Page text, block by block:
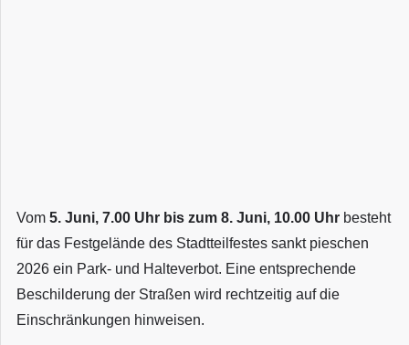
Vom 5. Juni, 7.00 Uhr bis zum 8. Juni, 10.00 Uhr besteht
für das Festgelände des Stadtteilfestes sankt pieschen
2026 ein Park- und Halteverbot. Eine entsprechende
Beschilderung der Straßen wird rechtzeitig auf die
Einschränkungen hinweisen.